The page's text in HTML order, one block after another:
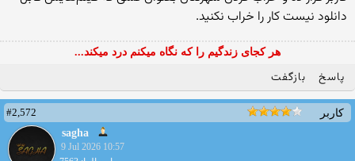
دانلود نیست کار را خراب نکنید.
هر کجای زندگیم را که نگاه میکنم درد میکند...
پاسخ بازگفت
کاربر
#2,572
sagha
9 Jul 2026 10:57